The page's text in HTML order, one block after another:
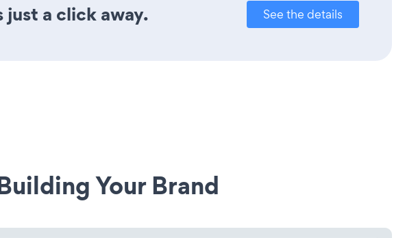
a click away. See the details
Your Brand